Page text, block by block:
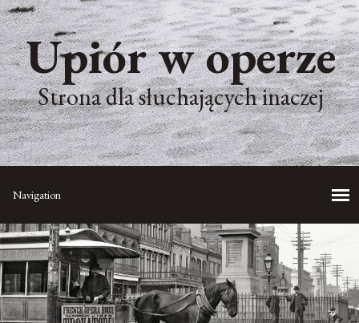
Upiór w operze
Strona dla słuchających inaczej